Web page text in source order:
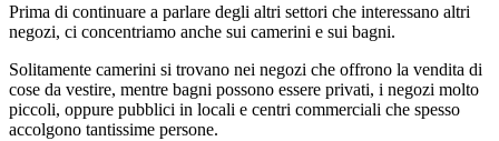
Prima di continuare a parlare degli altri settori che interessano altri
negozi, ci concentriamo anche sui camerini e sui bagni.
Solitamente camerini si trovano nei negozi che offrono la vendita di
cose da vestire, mentre bagni possono essere privati, i negozi molto
piccoli, oppure pubblici in locali e centri commerciali che spesso
accolgono tantissime persone.